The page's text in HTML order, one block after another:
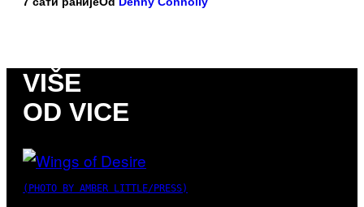
VIŠE
OD VICE
(PHOTO BY AMBER LITTLE/PRESS)